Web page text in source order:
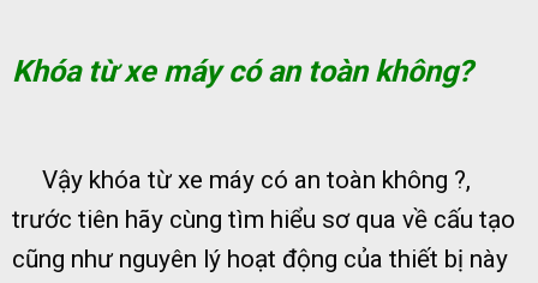
Khóa từ xe máy có an toàn không?
Vậy khóa từ xe máy có an toàn không ?,
trước tiên hãy cùng tìm hiểu sơ qua về cấu tạo
cũng như nguyên lý hoạt động của thiết bị này